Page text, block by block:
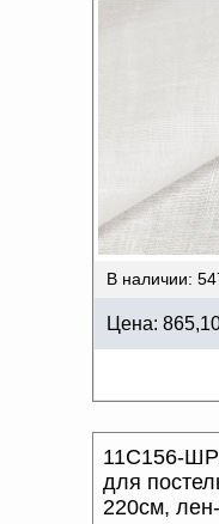
В наличии:
Цена:
11С156-
для
220см,